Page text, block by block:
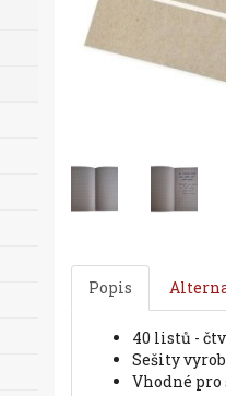
Popis
40 listů -
sešity
vhodné